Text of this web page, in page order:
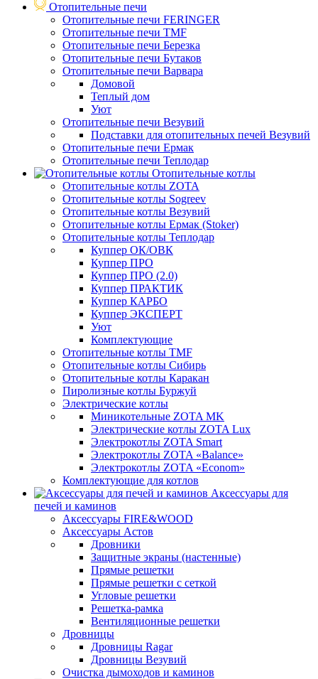
Отопительные печи
Отопительные печи FERINGER
Отопительные печи TMF
Отопительные печи Березка
Отопительные печи Бутаков
Отопительные печи Варвара
Домовой
Теплый дом
Уют
Отопительные печи Везувий
Подставки для отопительных печей Везувий
Отопительные печи Ермак
Отопительные печи Теплодар
Отопительные котлы
Отопительные котлы ZOTA
Отопительные котлы Sogreev
Отопительные котлы Везувий
Отопительные котлы Ермак (Stoker)
Отопительные котлы Теплодар
Куппер ОК/ОВК
Куппер ПРО
Куппер ПРО (2.0)
Куппер ПРАКТИК
Куппер КАРБО
Куппер ЭКСПЕРТ
Уют
Комплектующие
Отопительные котлы TMF
Отопительные котлы Сибирь
Отопительные котлы Каракан
Пиролизные котлы Буржуй
Электрические котлы
Миникотельные ZOTA MK
Электрические котлы ZOTA Lux
Электрокотлы ZOTA Smart
Электрокотлы ZOTA «Balance»
Электрокотлы ZOTA «Econom»
Комплектующие для котлов
Аксессуары для
печей и каминов
Аксессуары FIRE&WOOD
Аксессуары Астов
Дровники
Защитные экраны (настенные)
Прямые решетки
Прямые решетки с сеткой
Угловые решетки
Решетка-рамка
Вентиляционные решетки
Дровницы
Дровницы Ragar
Дровницы Везувий
Очистка дымоходов и каминов